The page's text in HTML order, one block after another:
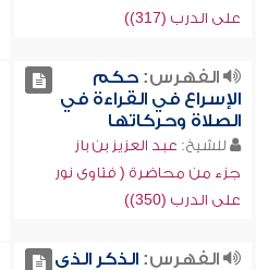
على الدرب (317))
الفهرس:حكم
الإسراع في القراءة في
الصلاة وحركاتها
للشيخ: عبد العزيز بن باز
جزء من محاضرة ( فتاوى نور
على الدرب (350))
الفهرس:الذكر الذي